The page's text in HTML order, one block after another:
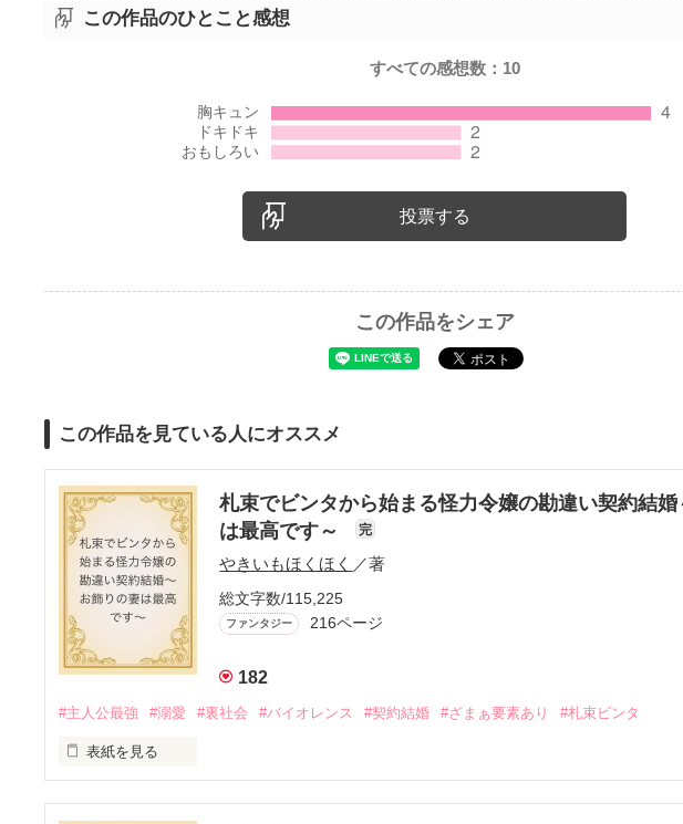
この作品のひとこと感想
すべての感想数： 10
投票する
この作品をシェア
この作品を見ている人にオススメ
札束でビンタから始まる怪力令嬢の勘違い契約結
は最高です～
完
やきいもほくほく ／著
総文字数/115,225
ファンタジー 216ページ
182
#主人公最強 #溺愛 #裏社会 #バイオレンス #契約結婚 #ざまぁ要素あり #札束ビンタ
表紙を見る